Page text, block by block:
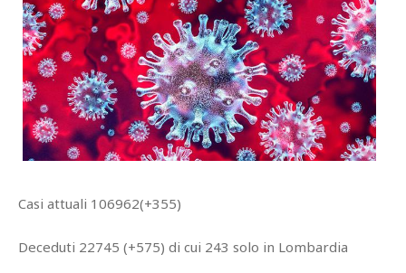
Casi attuali 106962(+355)
Deceduti 22745 (+575) di cui 243 solo in Lombardia